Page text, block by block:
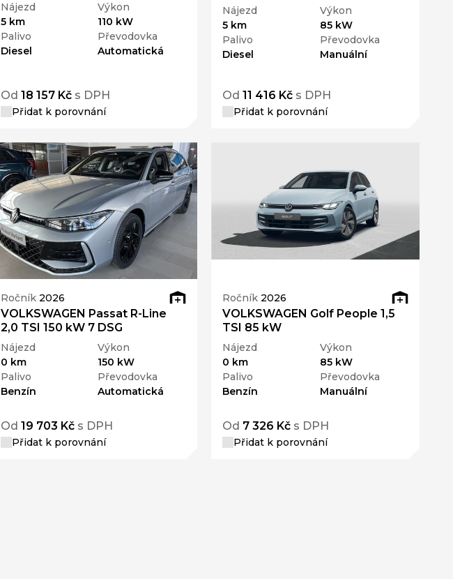
Nájezd
5 km
Výkon
110 kW
Palivo
Diesel
Převodovka
Automatická
Od 18 157 Kčs DPH
Přidat k porovnání
Nájezd
5 km
Výkon
85 kW
Palivo
Diesel
Převodovka
Manuální
Od11 416 Kč s DPH
Přidat k porovnání
Ročník 2026
VOLKSWAGEN Passat R-Line
2,0 TSI 150 kW 7 DSG
Nájezd
0 km
Výkon
150 kW
Palivo
Benzín
Převodovka
Automatická
Od 19 703 Kčs DPH
Přidat k porovnání
Ročník 2026
VOLKSWAGEN Golf People 1,5
TSI 85 kW
Nájezd
0 km
Výkon
85 kW
Palivo
Benzín
Převodovka
Manuální
Od 7 326 Kč s DPH
Přidat k porovnání